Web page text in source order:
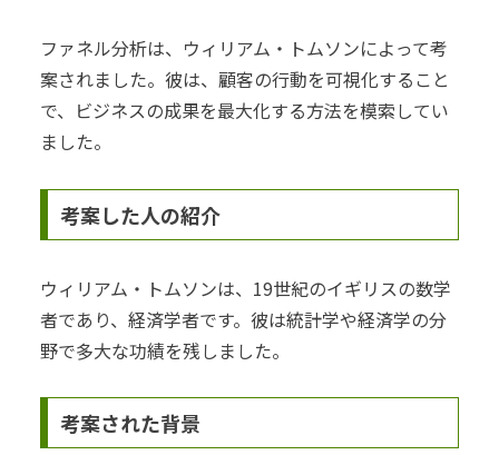
ファネル分析は、ウィリアム・トムソンによって考
案されました。彼は、顧客の行動を可視化すること
で、ビジネスの成果を最大化する方法を模索してい
ました。
考案した人の紹介
ウィリアム・トムソンは、19世紀のイギリスの数学
者であり、経済学者です。彼は統計学や経済学の分
野で多大な功績を残しました。
考案された背景